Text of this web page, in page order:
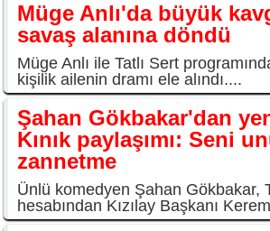
Müge Anlı'da büyük
savaş alanına döndü
Müge Anlı ile Tatlı Sert
kişilik ailenin dramı ele alındı....
Şahan Gökbakar'dan
Kınık paylaşımı: Seni
zannetme
Ünlü komedyen Şahan Gökbakar,
hesabından Kızılay Başkanı Kerem